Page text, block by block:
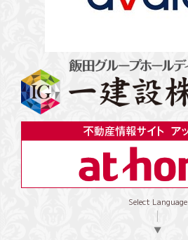
Select Language
▼